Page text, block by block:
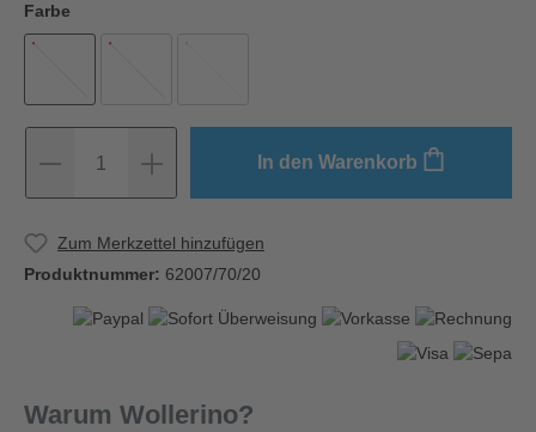
Farbe
1 In den Warenkorb
Zum Merkzettel hinzufügen
Produktnummer: 62007/70/20
Warum Wollerino?